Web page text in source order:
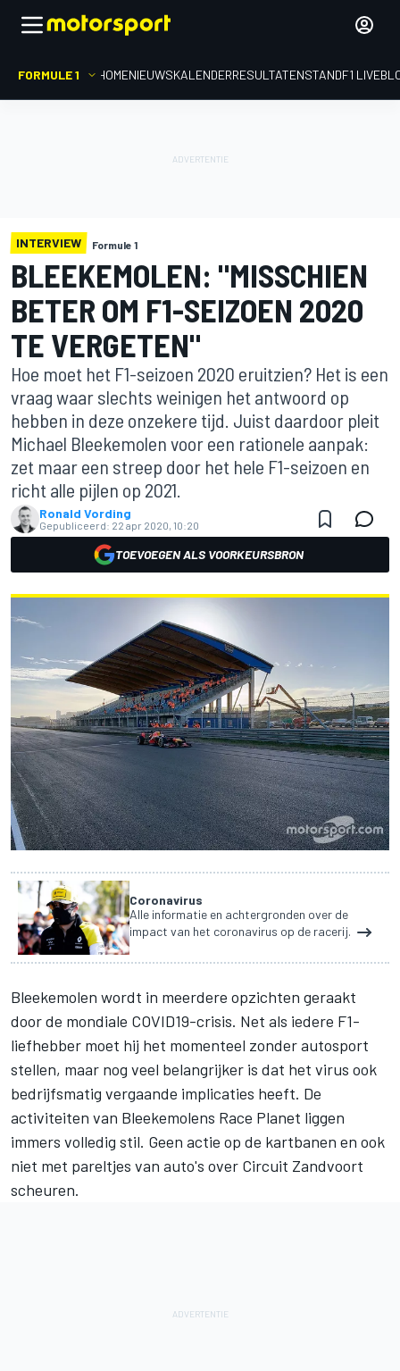
FORMULE 1 HOMENIEUWSKALENDERRESULTATENSTANDF1
INTERVIEW Formule 1
BLEEKEMOLEN: "MISSCHIEN
BETER OM F1-SEIZOEN 2020
TE VERGETEN"
Hoe moet het F1-seizoen 2020 eruitzien? Het is een
vraag waar slechts weinigen het antwoord op
hebben in deze onzekere tijd. Juist daardoor pleit
Michael Bleekemolen voor een rationele aanpak:
zet maar een streep door het hele F1-seizoen en
richt alle pijlen op 2021.
Ronald Vording
Gepubliceerd: 22 apr 2020, 10:20
TOEVOEGEN ALS VOORKEURSBRON
Coronavirus
Alle informatie en achtergronden over de
impact van het coronavirus op de racerij.
Bleekemolen wordt in meerdere opzichten geraakt
door de mondiale COVID19-crisis. Net als iedere F1-
liefhebber moet hij het momenteel zonder autosport
stellen, maar nog veel belangrijker is dat het virus ook
bedrijfsmatig vergaande implicaties heeft. De
activiteiten van Bleekemolens Race Planet liggen
immers volledig stil. Geen actie op de kartbanen en ook
niet met pareltjes van auto's over Circuit Zandvoort
scheuren.